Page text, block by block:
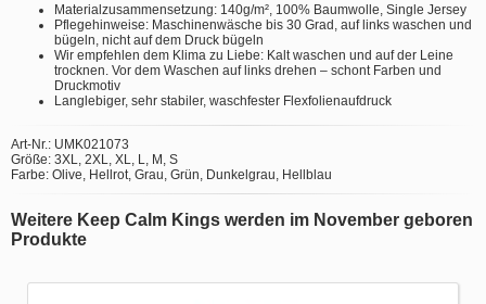
Materialzusammensetzung: 140g/m², 100% Baumwolle, Single Jersey
Pflegehinweise: Maschinenwäsche bis 30 Grad, auf links waschen und
bügeln, nicht auf dem Druck bügeln
Wir empfehlen dem Klima zu Liebe: Kalt waschen und auf der Leine
trocknen. Vor dem Waschen auf links drehen – schont Farben und
Druckmotiv
Langlebiger, sehr stabiler, waschfester Flexfolienaufdruck
Art-Nr.: UMK021073
Größe: 3XL, 2XL, XL, L, M, S
Farbe: Olive, Hellrot, Grau, Grün, Dunkelgrau, Hellblau
Weitere Keep Calm Kings werden im November geboren
Produkte